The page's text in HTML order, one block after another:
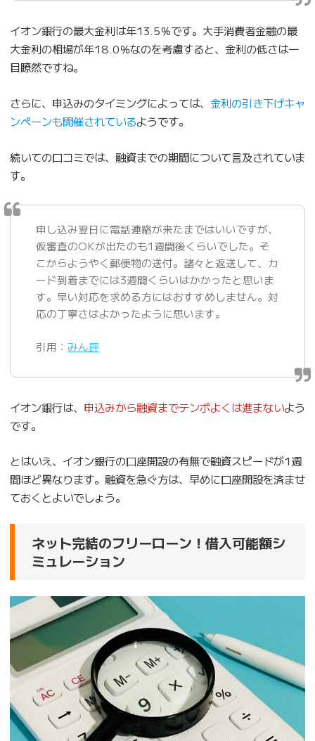
イオン銀行の最大金利は年13.5％です。大手消費者金融の最
大金利の相場が年18.0％なのを考慮すると、金利の低さは一
目瞭然ですね。
さらに、申込みのタイミングによっては、 金利の引き下げキャ
ンペーンも開催されているようです。
続いての口コミでは、融資までの期間について言及されていま
す。
申し込み翌日に電話連絡が来たまではいいですが、
仮審査のOKが出たのも1週間後くらいでした。そ
こからようやく郵便物の送付。諸々と返送して、カ
ード到着までには3週間くらいはかかったと思いま
す。早い対応を求める方にはおすすめしません。対
応の丁寧さはよかったように思います。
引用： みん評
イオン銀行は、 申込みから融資までテンポよくは進まないよう
です。
とはいえ、イオン銀行の口座開設の有無で融資スピードが1週
間ほど異なります。融資を急ぐ方は、早めに口座開設を済ませ
ておくとよいでしょう。
ネット完結のフリーローン！借入可能額シ
ミュレーション